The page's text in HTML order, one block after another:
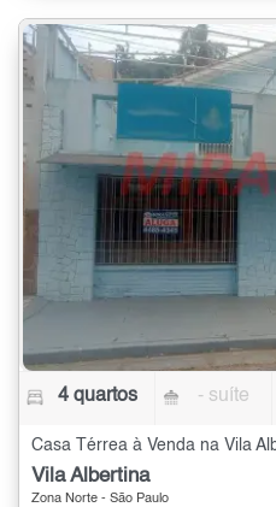
4 quartos - suíte
Casa Térrea à Venda na Vila
Vila Albertina
Zona Norte - São Paulo